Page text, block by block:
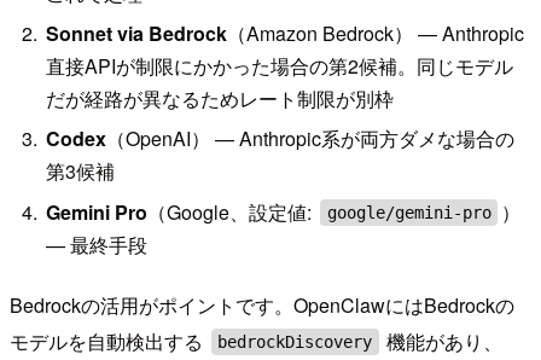
Sonnet via Bedrock （Amazon Bedrock） — Anthropic
直接APIが制限にかかった場合の第2候補。同じモデル
だが経路が異なるためレート制限が別枠
Codex （OpenAI） — Anthropic系が両方ダメな場合の
第3候補
Gemini Pro （Google、設定値: google/gemini-pro
）
— 最終手段
Bedrockの活用がポイントです。OpenClawにはBedrockの
モデルを自動検出する
bedrockDiscovery
機能があり、